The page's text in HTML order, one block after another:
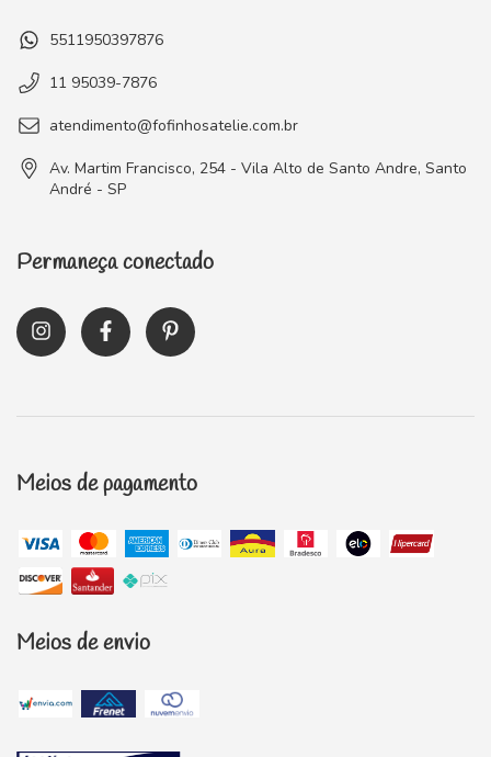
5511950397876
11 95039-7876
atendimento@fofinhosatelie.com.br
Av. Martim Francisco, 254 - Vila Alto de Santo Andre, Santo
André - SP
Permaneça conectado
Meios de pagamento
Meios de envio